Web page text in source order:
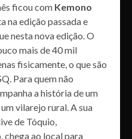
ficou com Kemono
na edição passada e
nesta nova edição. O
mais de 40 mil
fisicamente, o que são
Para quem não
a história de um
vilarejo rural. A sua
de Tóquio,
chega ao local para